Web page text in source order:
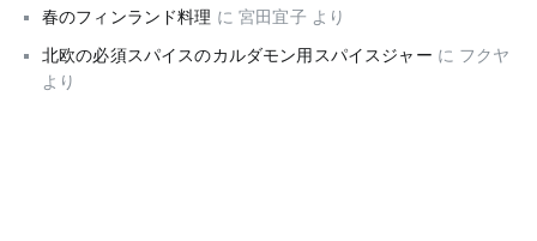
春のフィンランド料理 に宮田宜子 より
北欧の必須スパイスのカルダモン用スパイスジャー に フクヤ
より